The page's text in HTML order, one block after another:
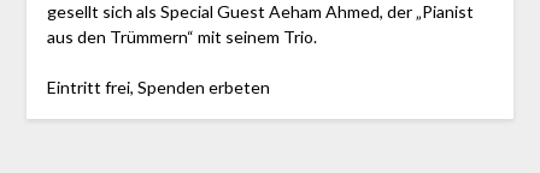
gesellt sich als Special Guest Aeham Ahmed, der „Pianist
aus den Trümmern“ mit seinem Trio.
Eintritt frei, Spenden erbeten